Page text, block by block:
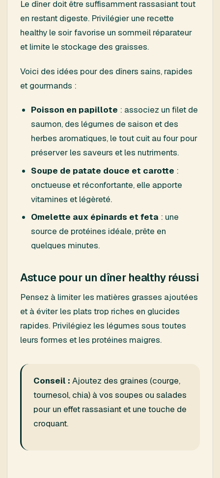
Le dîner doit être suffisamment rassasiant tout
en restant digeste. Privilégier une recette
healthy le soir favorise un sommeil réparateur
et limite le stockage des graisses.
Voici des idées pour des dîners sains, rapides
et gourmands :
Poisson en papillote : associez un filet de
saumon, des légumes de saison et des
herbes aromatiques, le tout cuit au four pour
préserver les saveurs et les nutriments.
Soupe de patate douce et carotte :
onctueuse et réconfortante, elle apporte
vitamines et légèreté.
Omelette aux épinards et feta : une
source de protéines idéale, prête en
quelques minutes.
Astuce pour un dîner healthy réussi
Pensez à limiter les matières grasses ajoutées
et à éviter les plats trop riches en glucides
rapides. Privilégiez les légumes sous toutes
leurs formes et les protéines maigres.
Conseil : Ajoutez des graines (courge,
tournesol, chia) à vos soupes ou salades
pour un effet rassasiant et une touche de
croquant.